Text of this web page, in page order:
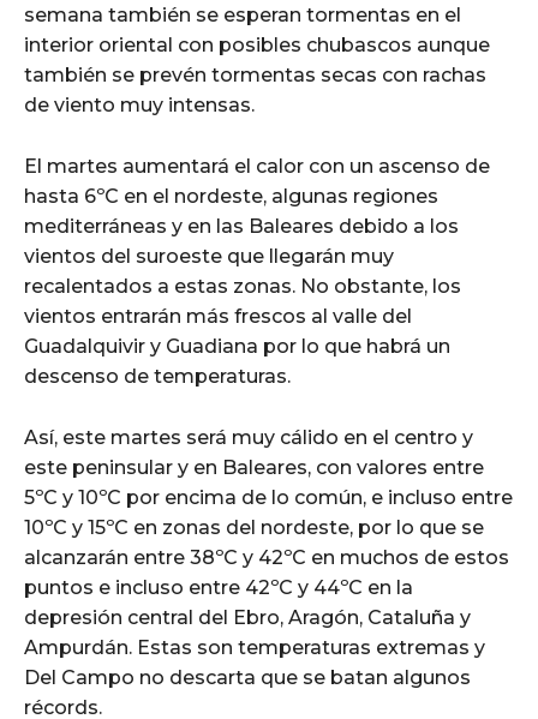
semana también se esperan tormentas en el
interior oriental con posibles chubascos aunque
también se prevén tormentas secas con rachas
de viento muy intensas.
El martes aumentará el calor con un ascenso de
hasta 6ºC en el nordeste, algunas regiones
mediterráneas y en las Baleares debido a los
vientos del suroeste que llegarán muy
recalentados a estas zonas. No obstante, los
vientos entrarán más frescos al valle del
Guadalquivir y Guadiana por lo que habrá un
descenso de temperaturas.
Así, este martes será muy cálido en el centro y
este peninsular y en Baleares, con valores entre
5ºC y 10ºC por encima de lo común, e incluso entre
10ºC y 15ºC en zonas del nordeste, por lo que se
alcanzarán entre 38ºC y 42ºC en muchos de estos
puntos e incluso entre 42ºC y 44ºC en la
depresión central del Ebro, Aragón, Cataluña y
Ampurdán. Estas son temperaturas extremas y
Del Campo no descarta que se batan algunos
récords.